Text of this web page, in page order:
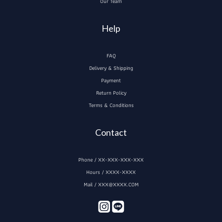
Help
FAQ
Delivery & Shipping
Payment
Return Policy
Terms & Conditions
Contact
Phone / XX-XXX-XXX-XXX
Hours / XXXX-XXXX
Mail / XXX@XXXX.COM